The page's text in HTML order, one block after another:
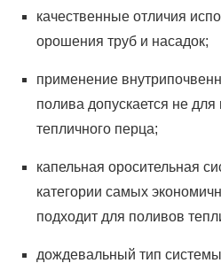
качественные отличия
орошения труб и насадок;
применение
полива допускается не для
тепличного перца;
капельная оросительная
категории самых
подходит для поливов
дождевальный тип